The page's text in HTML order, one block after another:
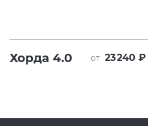
Хорда 4.0 от 23 240 ₽